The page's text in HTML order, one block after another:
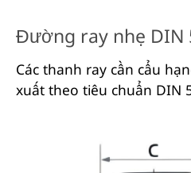
Đường ray nhẹ DIN
Các thanh ray cần cẩu
xuất theo tiêu chuẩn DIN